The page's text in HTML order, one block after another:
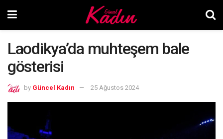
Laodikya’da muhteşem bale
gösterisi
by Güncel Kadın 25 Ağustos 2024